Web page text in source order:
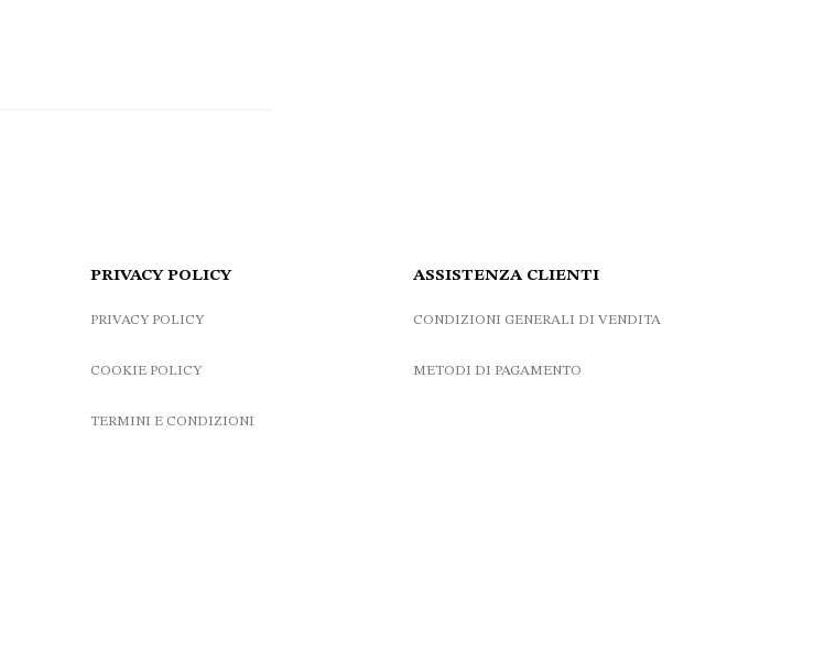
PRIVACY POLICY
PRIVACY POLICY
COOKIE POLICY
TERMINI E CONDIZIONI
ASSISTENZA CLIENTI
CONDIZIONI GENERALI DI VENDITA
METODI DI PAGAMENTO